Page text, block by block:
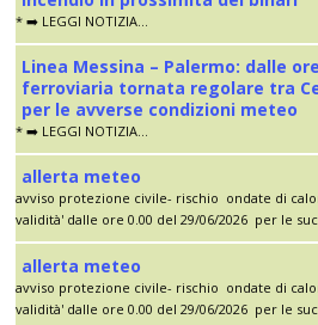
* ➡️ LEGGI NOTIZIA...
Linea Messina – Palermo: dalle
ferroviaria tornata regolare tra
per le avverse condizioni meteo
* ➡️ LEGGI NOTIZIA...
allerta meteo
avviso protezione civile- rischio ondate di
validità' dalle ore 0.00 del 29/06/2026 per le
allerta meteo
avviso protezione civile- rischio ondate di
validità' dalle ore 0.00 del 29/06/2026 per le